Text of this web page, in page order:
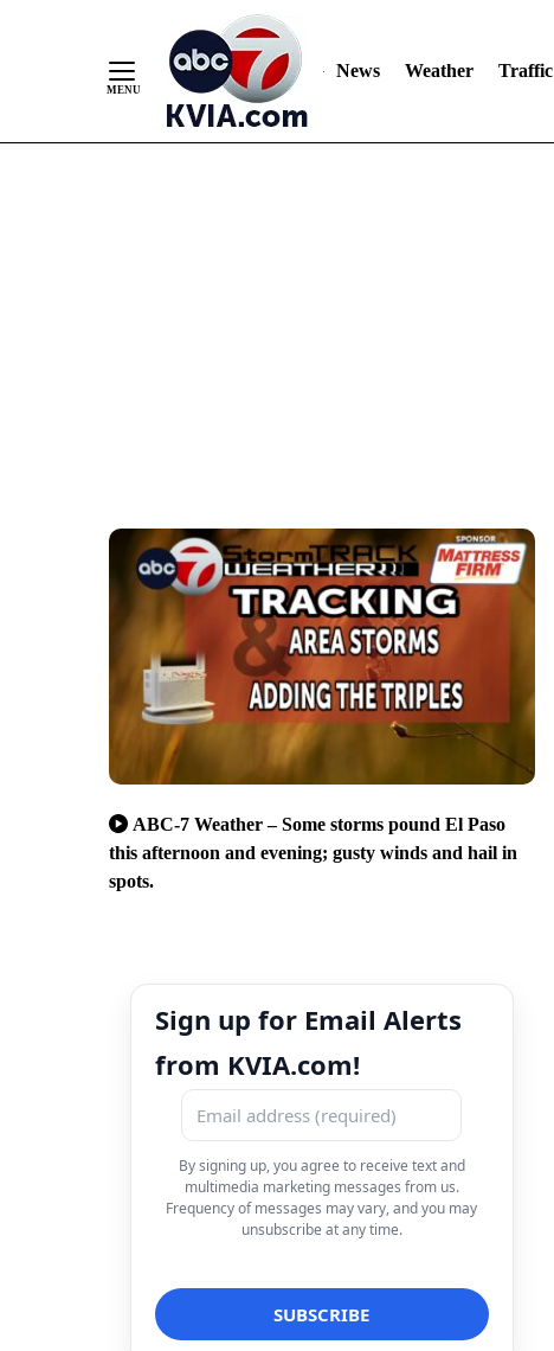
News Weather Traffic
ABC-7 Weather – Some storms pound El Paso
this afternoon and evening; gusty winds and hail in
spots.
Sign up for Email Alerts
from KVIA.com!
By signing up, you agree to receive text and
multimedia marketing messages from us.
Frequency of messages may vary, and you may
unsubscribe at any time.